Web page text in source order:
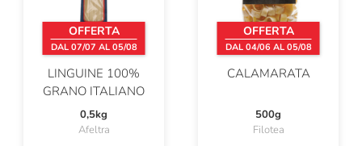
OFFERTA
DAL 07/07 AL 05/08
LINGUINE 100%
GRANO ITALIANO
0,5kg
Afeltra
OFFERTA
DAL 04/06 AL 05/08
CALAMARATA
500g
Filotea